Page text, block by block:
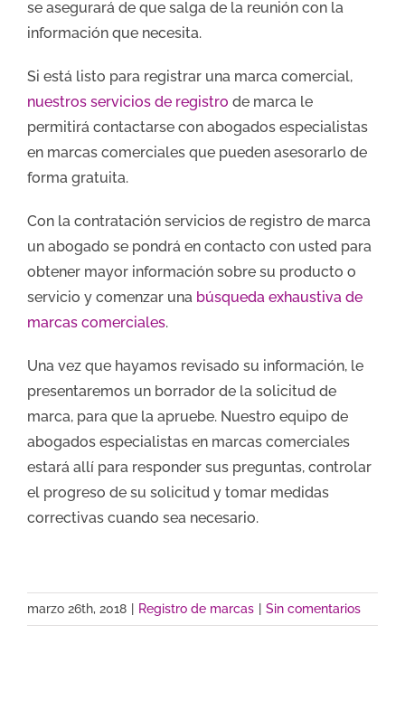
se asegurará de que salga de la reunión con la
información que necesita.
Si está listo para registrar una marca comercial,
nuestros servicios de registro de marca le
permitirá contactarse con abogados especialistas
en marcas comerciales que pueden asesorarlo de
forma gratuita.
Con la contratación servicios de registro de marca
un abogado se pondrá en contacto con usted para
obtener mayor información sobre su producto o
servicio y comenzar una búsqueda exhaustiva de
marcas comerciales.
Una vez que hayamos revisado su información, le
presentaremos un borrador de la solicitud de
marca, para que la apruebe. Nuestro equipo de
abogados especialistas en marcas comerciales
estará allí para responder sus preguntas, controlar
el progreso de su solicitud y tomar medidas
correctivas cuando sea necesario.
marzo 26th, 2018 Registro de marcas Sin comentarios